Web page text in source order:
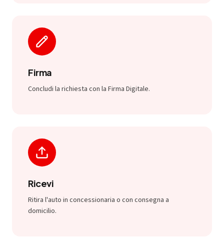
Firma
Concludi la richiesta con la Firma Digitale.
Ricevi
Ritira l'auto in concessionaria o con consegna a
domicilio.